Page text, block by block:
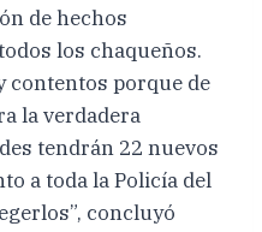
de hechos
los chaqueños.
contentos porque de
la verdadera
tendrán 22 nuevos
a toda la Policía del
concluyó